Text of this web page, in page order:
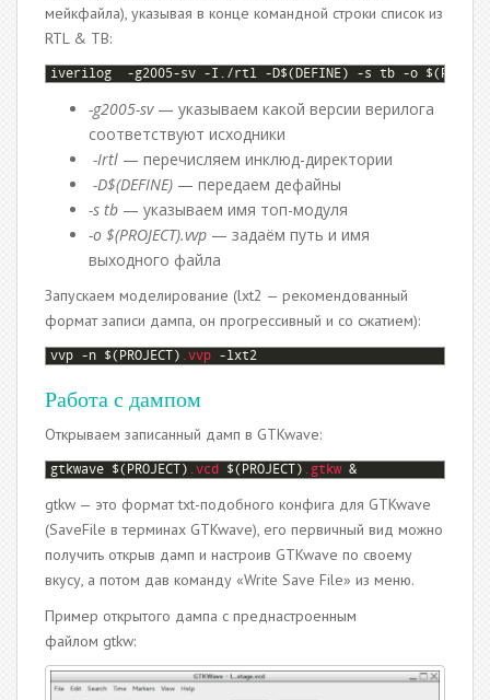
мейкфайла), указывая в конце командной строки список из
RTL & TB:
iverilog -g2005-sv -I . /rtl - D$( DEFINE) -s tb -o $(
-g2005-sv— указываем какой версии верилога
соответствуют исходники
-Irtl — перечисляем инклюд-директории
-D$(DEFINE) — передаем дефайны
-s tb — указываем имя топ-модуля
-o $(PROJECT).vvp — задаём путь и имя
выходного файла
Запускаем моделирование (lxt2 — рекомендованный
формат записи дампа, он прогрессивный и со сжатием):
vvp -n $( PROJECT) .vvp -lxt2
Работа с дампом
Открываем записанный дамп в GTKwave:
gtkwave $( PROJECT) .vcd $( PROJECT) .gtkw &
gtkw — это формат txt-подобного конфига для GTKwave
(SaveFile в терминах GTKwave), его первичный вид можно
получить открыв дамп и настроив GTKwave по своему
вкусу, а потом дав команду «Write Save File» из меню.
Пример открытого дампа с преднастроенным
файлом gtkw: